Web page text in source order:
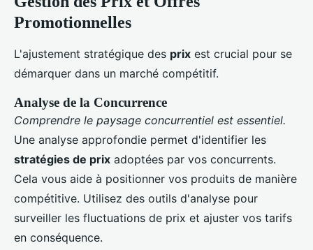
Promotionnelles
L'ajustement stratégique des prix est crucial pour se
démarquer dans un marché compétitif.
Analyse de la Concurrence
Comprendre le paysage concurrentiel est essentiel.
Une analyse approfondie permet d'identifier les
stratégies de prix adoptées par vos concurrents.
Cela vous aide à positionner vos produits de manière
compétitive. Utilisez des outils d'analyse pour
surveiller les fluctuations de prix et ajuster vos tarifs
en conséquence.